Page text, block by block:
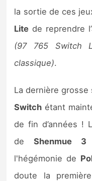
la sortie de ces
Lite de reprendre
(97 765 Switch
classique).
La dernière grosse
Switch étant
de fin d’années !
deShenmue 3
l'hégémonie de
doute la